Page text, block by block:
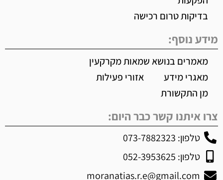
בדיקות טרום רכישה
מידע נוסף:
מאמרים בנושא שמאות מקרקעין
מאגרי מידע
אזורי פעילות
מן התקשורת
צרו איתנו קשר כבר היום:
טלפון: 073-7882323
טלפון: 052-3953625
moranatias.r.e@gmail.com